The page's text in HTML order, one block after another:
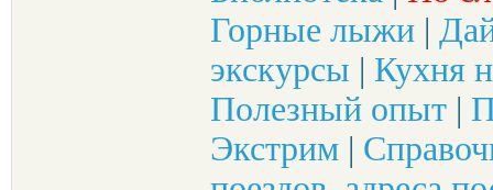
Горные лыжи |
экскурсы | Кухня
Полезный опыт |
Экстрим |